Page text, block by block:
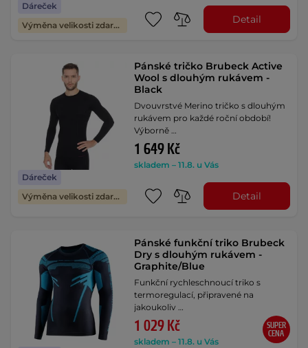
Dáreček
Výměna velikosti zdarma
Detail
Dáreček
Výměna velikosti zdarma
Pánské tričko Brubeck Active
Wool s dlouhým rukávem -
Black
Dvouvrstvé Merino tričko s dlouhým
rukávem pro každé roční období!
Výborně …
1 649 Kč
skladem – 11.8. u Vás
Detail
Pánské funkční triko Brubeck
Dry s dlouhým rukávem -
Graphite/Blue
Funkční rychleschnoucí triko s
termoregulací, připravené na
jakoukoliv …
1 029 Kč
skladem – 11.8. u Vás
SUPER
CENA